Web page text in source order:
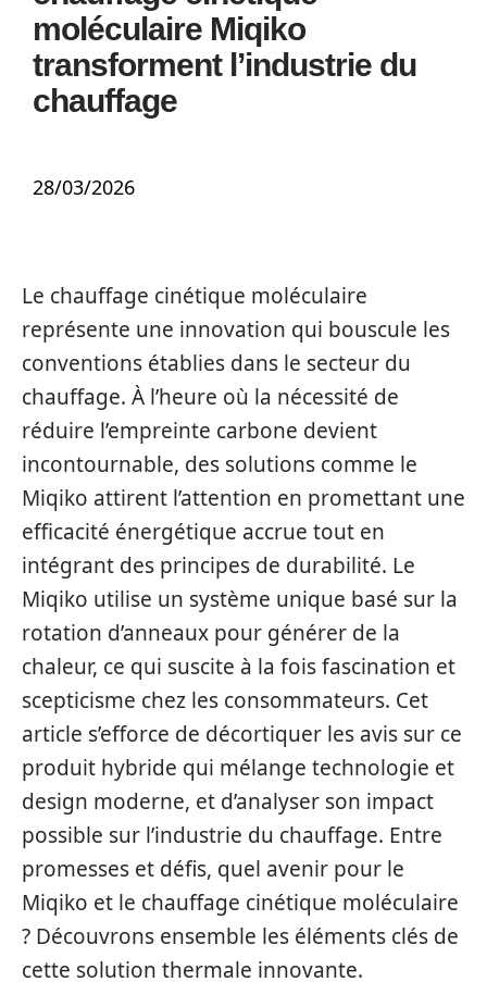
moléculaire Miqiko
transforment l’industrie du
chauffage
28/03/2026
Le chauffage cinétique moléculaire
représente une innovation qui bouscule les
conventions établies dans le secteur du
chauffage. À l’heure où la nécessité de
réduire l’empreinte carbone devient
incontournable, des solutions comme le
Miqiko attirent l’attention en promettant une
efficacité énergétique accrue tout en
intégrant des principes de durabilité. Le
Miqiko utilise un système unique basé sur la
rotation d’anneaux pour générer de la
chaleur, ce qui suscite à la fois fascination et
scepticisme chez les consommateurs. Cet
article s’efforce de décortiquer les avis sur ce
produit hybride qui mélange technologie et
design moderne, et d’analyser son impact
possible sur l’industrie du chauffage. Entre
promesses et défis, quel avenir pour le
Miqiko et le chauffage cinétique moléculaire
? Découvrons ensemble les éléments clés de
cette solution thermale innovante.